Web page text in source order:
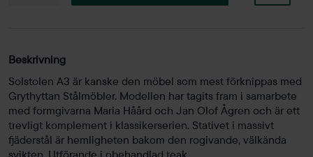
Beskrivning
Solstolen A3 är kanske den möbel som mest förknippas med
Grythyttan Stålmöbler. Modellen har tagits fram i samarbete
med formgivarna Maria Håård och Jan Olof Ågren och är ett
trevligt komplement i klassikerserien. Stativet i massivt
fjäderstål är hemligheten bakom den rogivande, välkända
svikten. Utförande i obehandlad teak.